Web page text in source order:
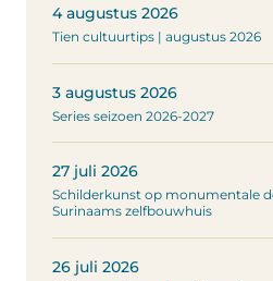
4 augustus 2026
Tien cultuurtips | augustus 2026
3 augustus 2026
Series seizoen 2026-2027
27 juli 2026
Schilderkunst op monumentale
Surinaams zelfbouwhuis
26 juli 2026